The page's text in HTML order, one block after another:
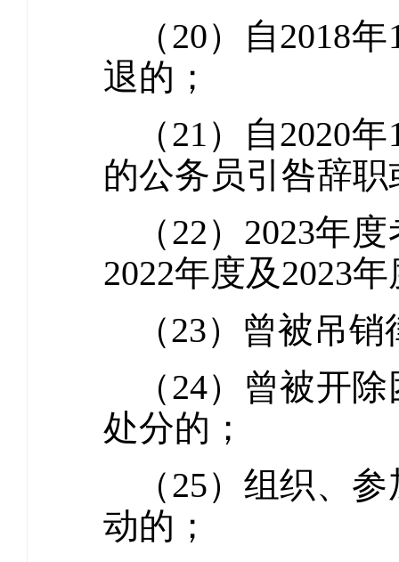
（20）自2018
退的；
（21）自2020
的公务员引咎辞
（22）2023年
2022年度及2023
（23）曾被吊
（24）曾被开
处分的；
（25）组织、
动的；